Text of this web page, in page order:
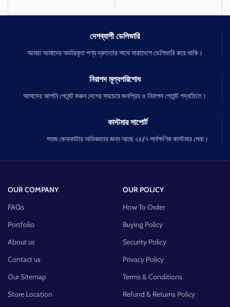
দেশব্যাপী ডেলিভারি
আমরা আমাদের অর্ডারকৃত পণ্য দ্রুততার সাথে সারাদেশে ডেলিভারি করে থাকি।
নিরাপদ মূল্যপরিশোধ
আমাদের আপনি পেমেন্ট করুন দেশের সবচেয়ে জনপ্রিয় ও নিরাপদ পেমেন্ট পদ্ধতিতে।
কাস্টমার সাপোর্ট
সহজ কেনাকাটার অভিজ্ঞতার জন্য আছে ২৪/৭ সার্বক্ষণিক কাস্টমার সেবা।
OUR COMPANY
FAQs
Portfolio
About us
Contact us
Our Sitemap
Store Location
OUR POLICY
How To Order
Buying Policy
Security Policy
Privacy Policy
Terms & Conditions
Refund & Returns Policy